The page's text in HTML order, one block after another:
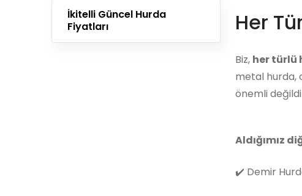
İkitelli Güncel Hurda
Fiyatları
Her
Biz, her türlü
metal hurda,
önemli
Aldığımız
✔️ Demir